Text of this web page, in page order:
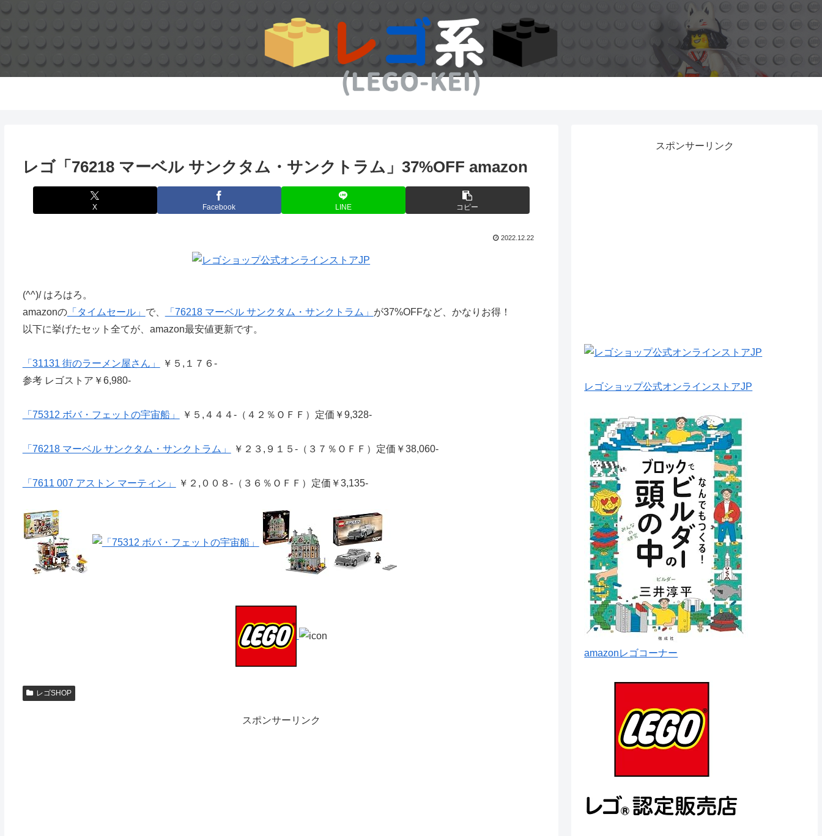
レゴ「76218 マーベル サンクタム・サンクトラム」37%OFF amazon
X Facebook LINE コピー
2022.12.22
(^^)/ はろはろ。
amazonの「タイムセール」 で、 「76218 マーベル サンクタム・サンクトラム」 が37%OFFなど、かなりお得！
以下に挙げたセット全てが、amazon最安値更新です。
「31131 街のラーメン屋さん」
￥５,１７６-
参考 レゴストア￥6,980-
「75312 ボバ・フェットの宇宙船」 ￥５,４４４-（４２％ＯＦＦ）定価￥9,328-
「76218 マーベル サンクタム・サンクトラム」 ￥２３,９１５-（３７％ＯＦＦ）定価￥38,060-
「7611 007 アストン マーティン」 ￥２,００８-（３６％ＯＦＦ）定価￥3,135-
レゴSHOP
スポンサーリンク
スポンサーリンク
レゴショップ公式オンラインストアJP
amazonレゴコーナー